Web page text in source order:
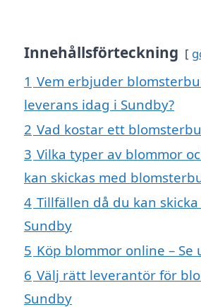
Innehållsförteckning
1 Vem erbjuder
leverans idag i Sundby?
2 Vad kostar ett
3 Vilka typer av blommor
kan skickas med
4 Tillfällen då du kan
Sundby
5 Köp blommor online –
6 Välj rätt leverantör för
Sundby